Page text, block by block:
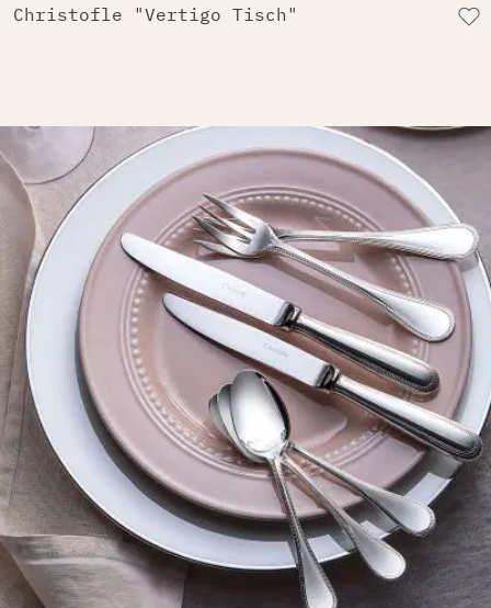
Christofle "Vertigo Tisch"